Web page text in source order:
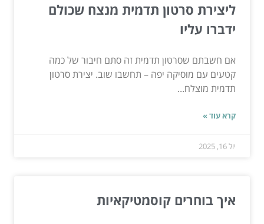
ליצירת סרטון תדמית מנצח שכולם
ידברו עליו
אם חשבתם שסרטון תדמית זה סתם חיבור של כמה
קטעים עם מוסיקה יפה – תחשבו שוב. יצירת סרטון
תדמית מוצלח...
קרא עוד »
יול 16, 2025
איך בוחרים קוסמטיקאיות